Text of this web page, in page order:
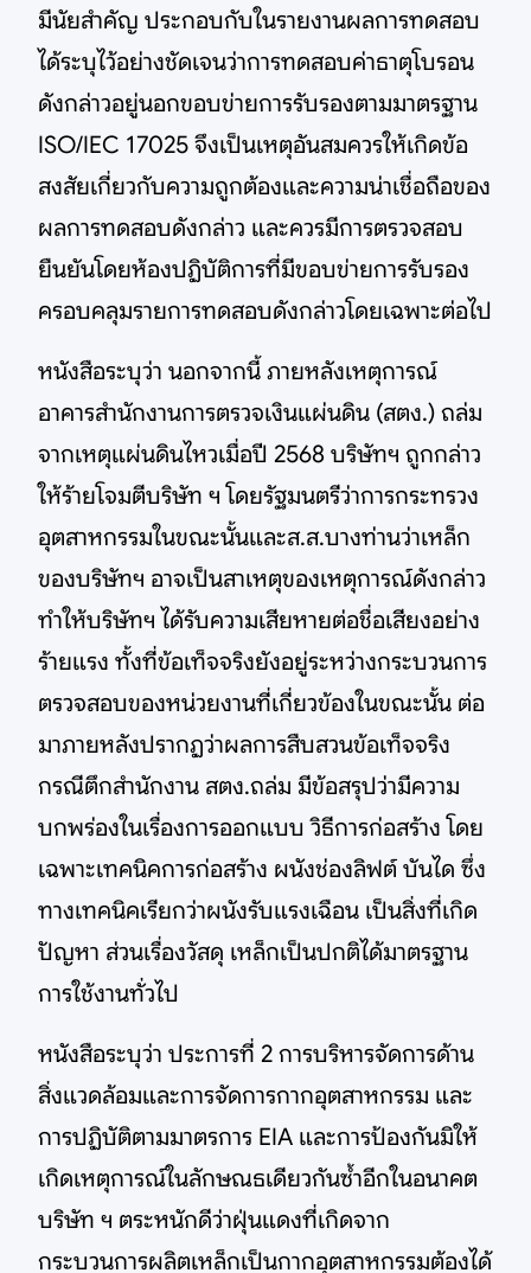
มีนัยสำคัญ ประกอบกับในรายงานผลการทดสอบ
ได้ระบุไว้อย่างชัดเจนว่าการทดสอบค่าธาตุโบรอน
ดังกล่าวอยู่นอกขอบข่ายการรับรองตามมาตรฐาน
ISO/IEC 17025 จึงเป็นเหตุอันสมควรให้เกิดข้อ
สงสัยเกี่ยวกับความถูกต้องและความน่าเชื่อถือของ
ผลการทดสอบดังกล่าว และควรมีการตรวจสอบ
ยืนยันโดยห้องปฏิบัติการที่มีขอบข่ายการรับรอง
ครอบคลุมรายการทดสอบดังกล่าวโดยเฉพาะต่อไป
หนังสือระบุว่า นอกจากนี้ ภายหลังเหตุการณ์
อาคารสำนักงานการตรวจเงินแผ่นดิน (สตง.) ถล่ม
จากเหตุแผ่นดินไหวเมื่อปี 2568 บริษัทฯ ถูกกล่าว
ให้ร้ายโจมตีบริษัท ฯ โดยรัฐมนตรีว่าการกระทรวง
อุตสาหกรรมในขณะนั้นและส.ส.บางท่านว่าเหล็ก
ของบริษัทฯ อาจเป็นสาเหตุของเหตุการณ์ดังกล่าว
ทำให้บริษัทฯ ได้รับความเสียหายต่อชื่อเสียงอย่าง
ร้ายแรง ทั้งที่ข้อเท็จจริงยังอยู่ระหว่างกระบวนการ
ตรวจสอบของหน่วยงานที่เกี่ยวข้องในขณะนั้น ต่อ
มาภายหลังปรากฏว่าผลการสืบสวนข้อเท็จจริง
กรณีตึกสำนักงาน สตง.ถล่ม มีข้อสรุปว่ามีความ
บกพร่องในเรื่องการออกแบบ วิธีการก่อสร้าง โดย
เฉพาะเทคนิคการก่อสร้าง ผนังช่องลิฟต์ บันได ซึ่ง
ทางเทคนิคเรียกว่าผนังรับแรงเฉือน เป็นสิ่งที่เกิด
ปัญหา ส่วนเรื่องวัสดุ เหล็กเป็นปกติได้มาตรฐาน
การใช้งานทั่วไป
หนังสือระบุว่า ประการที่ 2 การบริหารจัดการด้าน
สิ่งแวดล้อมและการจัดการกากอุตสาหกรรม และ
การปฏิบัติตามมาตรการ EIA และการป้องกันมิให้
เกิดเหตุการณ์ในลักษณธเดียวกันซ้ำอีกในอนาคต
บริษัท ฯ ตระหนักดีว่าฝุ่นแดงที่เกิดจาก
กระบวนการผลิตเหล็กเป็นกากอุตสาหกรรมต้องได้